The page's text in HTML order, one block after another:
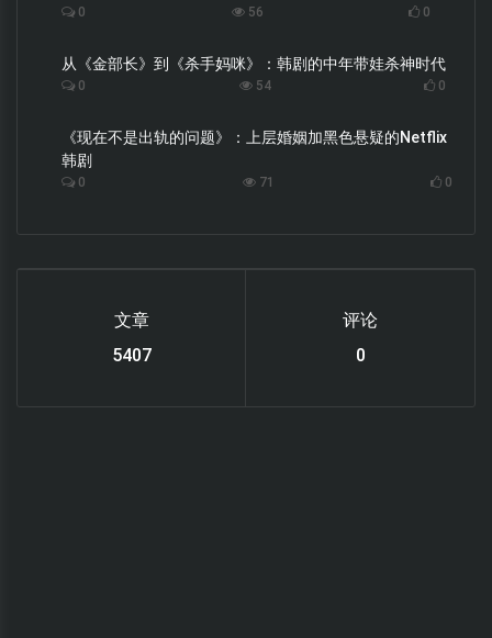
0 56 0
从《金部长》到《杀手妈咪》：韩剧的中年带娃杀神时代
0 54 0
《现在不是出轨的问题》：上层婚姻加黑色悬疑的Netflix
韩剧
0 71 0
文章
6122
评论
0